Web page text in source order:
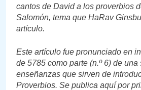
cantos de David a los proverbios
Salomón, tema que HaRav
artículo.
Este artículo fue pronunciado en
de 5785 como parte (n.º 6) de una
enseñanzas que sirven de
Proverbios. Se publica aquí por